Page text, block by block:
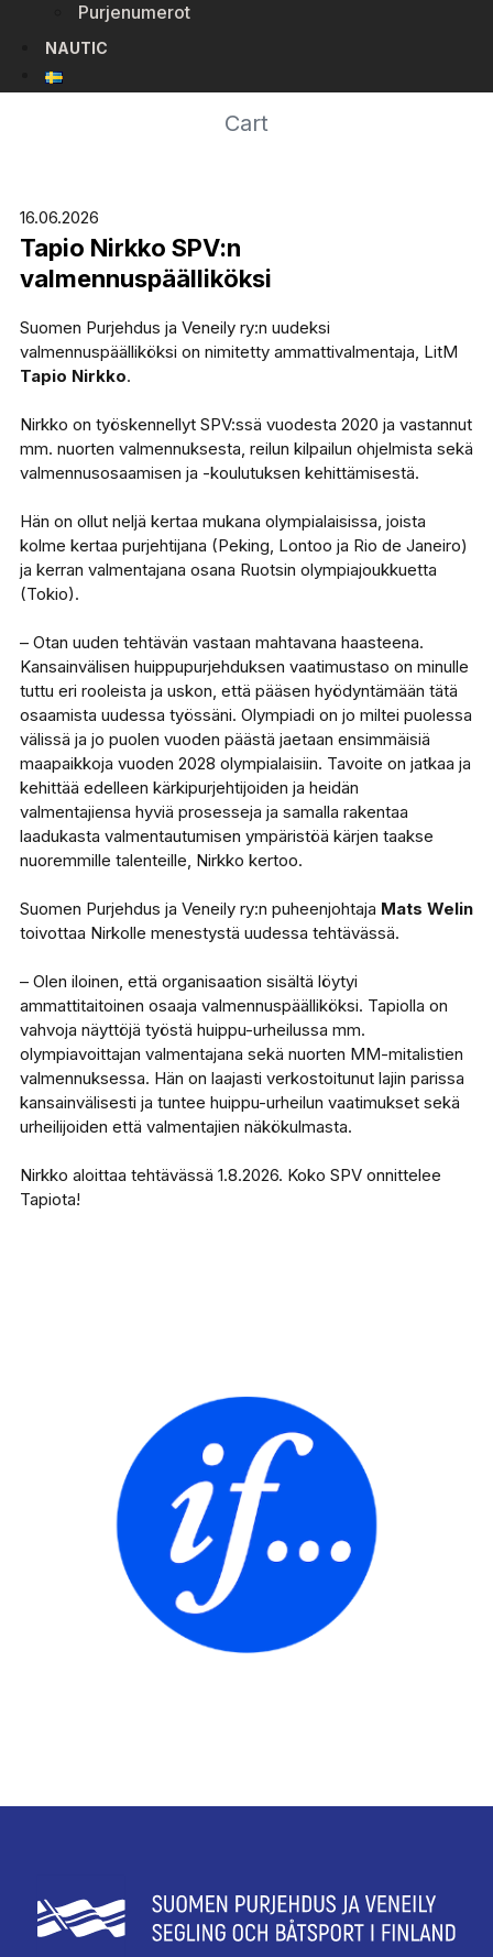
Purjenumerot
NAUTIC
Cart
16.06.2026
Tapio Nirkko SPV:n
valmennuspäälliköksi
Suomen Purjehdus ja Veneily ry:n uudeksi
valmennuspäälliköksi on nimitetty ammattivalmentaja, LitM
Tapio Nirkko.
Nirkko on työskennellyt SPV:ssä vuodesta 2020 ja vastannut
mm. nuorten valmennuksesta, reilun kilpailun ohjelmista sekä
valmennusosaamisen ja -koulutuksen kehittämisestä.
Hän on ollut neljä kertaa mukana olympialaisissa, joista
kolme kertaa purjehtijana (Peking, Lontoo ja Rio de Janeiro)
ja kerran valmentajana osana Ruotsin olympiajoukkuetta
(Tokio).
– Otan uuden tehtävän vastaan mahtavana haasteena.
Kansainvälisen huippupurjehduksen vaatimustaso on minulle
tuttu eri rooleista ja uskon, että pääsen hyödyntämään tätä
osaamista uudessa työssäni. Olympiadi on jo miltei puolessa
välissä ja jo puolen vuoden päästä jaetaan ensimmäisiä
maapaikkoja vuoden 2028 olympialaisiin. Tavoite on jatkaa ja
kehittää edelleen kärkipurjehtijoiden ja heidän
valmentajiensa hyviä prosesseja ja samalla rakentaa
laadukasta valmentautumisen ympäristöä kärjen taakse
nuoremmille talenteille, Nirkko kertoo.
Suomen Purjehdus ja Veneily ry:n puheenjohtaja Mats Welin
toivottaa Nirkolle menestystä uudessa tehtävässä.
– Olen iloinen, että organisaation sisältä löytyi
ammattitaitoinen osaaja valmennuspäälliköksi. Tapiolla on
vahvoja näyttöjä työstä huippu-urheilussa mm.
olympiavoittajan valmentajana sekä nuorten MM-mitalistien
valmennuksessa. Hän on laajasti verkostoitunut lajin parissa
kansainvälisesti ja tuntee huippu-urheilun vaatimukset sekä
urheilijoiden että valmentajien näkökulmasta.
Nirkko aloittaa tehtävässä 1.8.2026. Koko SPV onnittelee
Tapiota!